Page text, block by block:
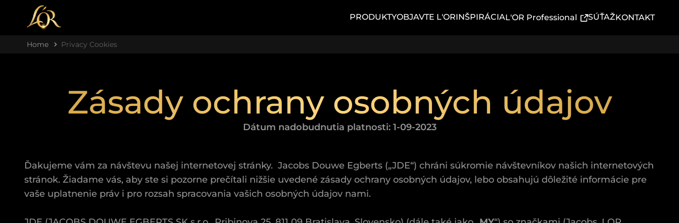
PRODUKTYOBJAVTE L'ORINŠPIRÁCIAL'OR Professional(External link)
SÚŤAŽKONTAKT
Home Privacy Cookies
Zásady ochrany osobných údajov
Dátum nadobudnutia platnosti: 1-09-2023
Ďakujeme vám za návštevu našej internetovej stránky. Jacobs Douwe Egberts („JDE“) chráni súkromie návštevníkov našich internetových
stránok. Žiadame vás, aby ste si pozorne prečítali nižšie uvedené zásady ochrany osobných údajov, lebo obsahujú dôležité informácie pre
vaše uplatnenie práv i pro rozsah spracovania vašich osobných údajov nami.